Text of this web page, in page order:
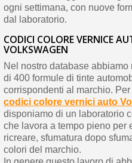
ogni settimana, con nuove
dal laboratorio.
CODICI COLORE VERNICE
VOLKSWAGEN
Nel nostro database abbiamo
di 400 formule di tinte
corrispondenti al marchio. Per
codici colore vernici auto
disponiamo di un laboratorio
che lavora a tempo pieno per
ricreare, sfumatura dopo
colori del marchio.